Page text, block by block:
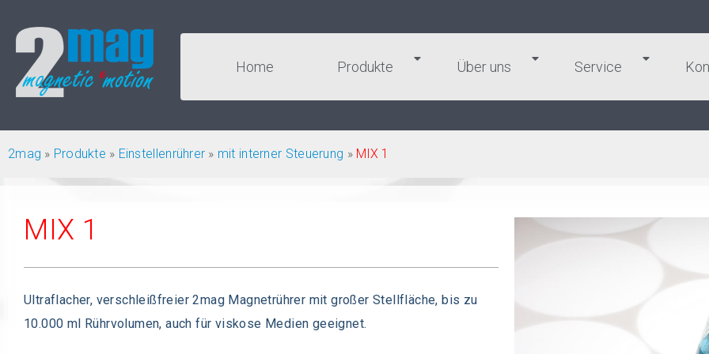
Home Produkte Über uns Service
2mag » Produkte » Einstellenrührer » mit interner Steuerung » MIX 1
MIX 1
Ultraflacher, verschleißfreier 2mag Magnetrührer mit großer Stellfläche, bis zu
10.000 ml Rührvolumen, auch für viskose Medien geeignet.